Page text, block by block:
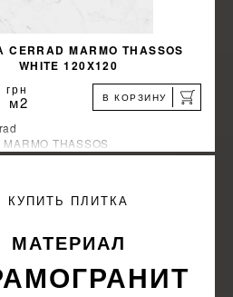
MARMO THASSOS
WHITE 120X120
грн
м2 В КОРЗИНУ
MARMO THASSOS
Польша
КУПИТЬ ПЛИТКА
МАТЕРИАЛ